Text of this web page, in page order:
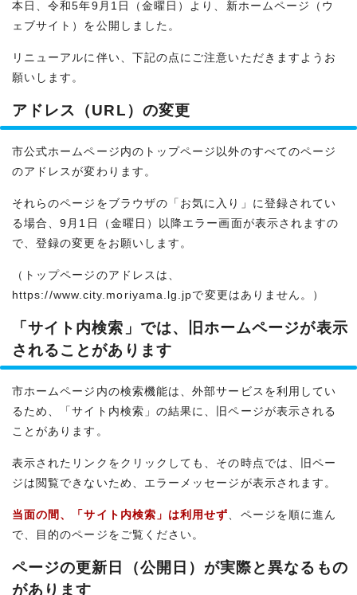
本日、令和5年9月1日（金曜日）より、新ホームページ（ウ
ェブサイト）を公開しました。
リニューアルに伴い、下記の点にご注意いただきますようお
願いします。
アドレス（URL）の変更
市公式ホームページ内のトップページ以外のすべてのページ
のアドレスが変わります。
それらのページをブラウザの「お気に入り」に登録されてい
る場合、9月1日（金曜日）以降エラー画面が表示されますの
で、登録の変更をお願いします。
（トップページのアドレスは、
https://www.city.moriyama.lg.jpで変更はありません。）
「サイト内検索」では、旧ホームページが表示
されることがあります
市ホームページ内の検索機能は、外部サービスを利用してい
るため、「サイト内検索」の結果に、旧ページが表示される
ことがあります。
表示されたリンクをクリックしても、その時点では、旧ペー
ジは閲覧できないため、エラーメッセージが表示されます。
当面の間、「サイト内検索」は利用せず、ページを順に進ん
で、目的のページをご覧ください。
ページの更新日（公開日）が実際と異なるもの
があります